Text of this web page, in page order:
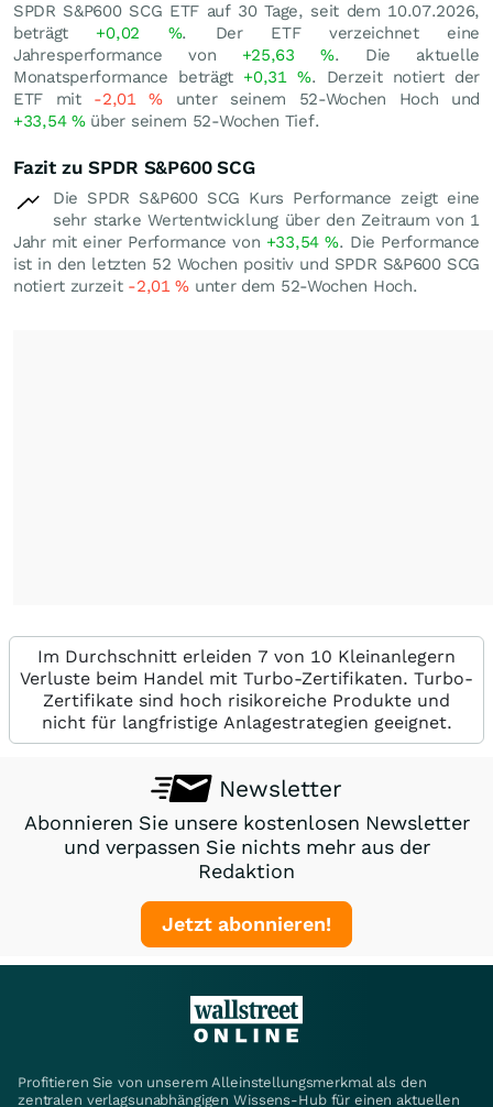
SPDR S&P600 SCG ETF auf 30 Tage, seit dem 10.07.2026,
beträgt +0,02 %. Der ETF verzeichnet eine
Jahresperformance von +25,63%. Die aktuelle
Monatsperformance beträgt +0,31 %. Derzeit notiert der
ETF mit -2,01% unter seinem 52-Wochen Hoch und
+33,54 %über seinem 52-Wochen Tief.
Fazit zu SPDR S&P600 SCG
Die SPDR S&P600 SCG Kurs Performance zeigt eine
sehr starke Wertentwicklung über den Zeitraum von 1
Jahr mit einer Performance von +33,54%. Die Performance
ist in den letzten 52 Wochen positiv und SPDR S&P600 SCG
notiert zurzeit -2,01% unter dem 52-Wochen Hoch.
Im Durchschnitt erleiden 7 von 10 Kleinanlegern
Verluste beim Handel mit Turbo-Zertifikaten. Turbo-
Zertifikate sind hoch risikoreiche Produkte und
nicht für langfristige Anlagestrategien geeignet.
Newsletter
Abonnieren Sie unsere kostenlosen Newsletter
und verpassen Sie nichts mehr aus der
Redaktion
Jetzt abonnieren!
Profitieren Sie von unserem Alleinstellungsmerkmal als den
zentralen verlagsunabhängigen Wissens-Hub für einen aktuellen